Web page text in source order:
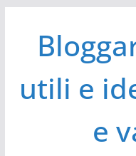
contenuto
utili e
e